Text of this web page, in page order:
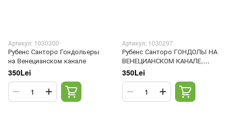
Артикул: 1030300
Рубенс Санторо Гондольеры
на Венецианском канале
350Lei
Артикул: 1030297
Рубенс Санторо ГОНДОЛЫ НА
ВЕНЕЦИАНСКОМ КАНАЛЕ,
САНТА МАРИЯ ДЕЛЛА,
САЛЮТЕ ВДАЛЕКЕ
350Lei